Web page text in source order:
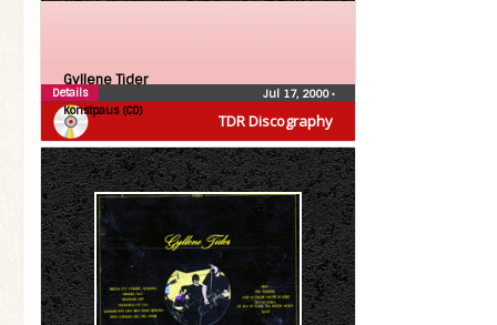
TDR Discography
Gyllene Tider
Konstpaus (CD)
Jul 17, 2000•
Details